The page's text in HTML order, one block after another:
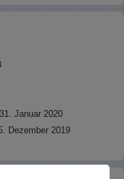
31. Januar 2020
Dezember 2019